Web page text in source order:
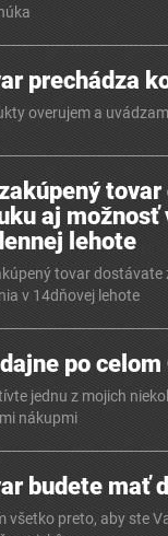
prechádza
overujem a
aj možnosť
lehote
tovar
v 14dňovej lehote
po celom
jednu z mojich
nákupmi
budete mať
všetko preto, aby ste